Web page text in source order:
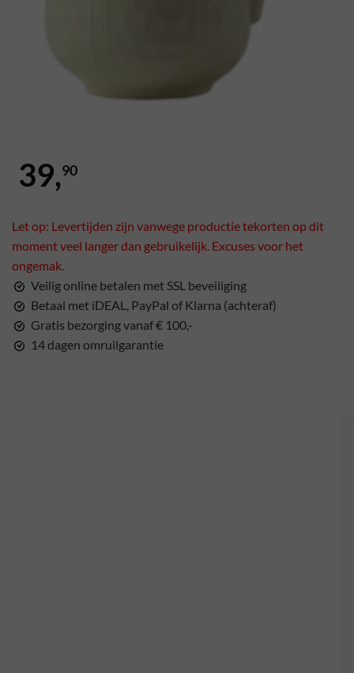
39,90
Let op: Levertijden zijn vanwege productie tekorten op dit
moment veel langer dan gebruikelijk. Excuses voor het
ongemak.
Veilig online betalen met SSL beveiliging
Betaal met iDEAL, PayPal of Klarna (achteraf)
Gratis bezorging vanaf € 100,-
14 dagen omruilgarantie